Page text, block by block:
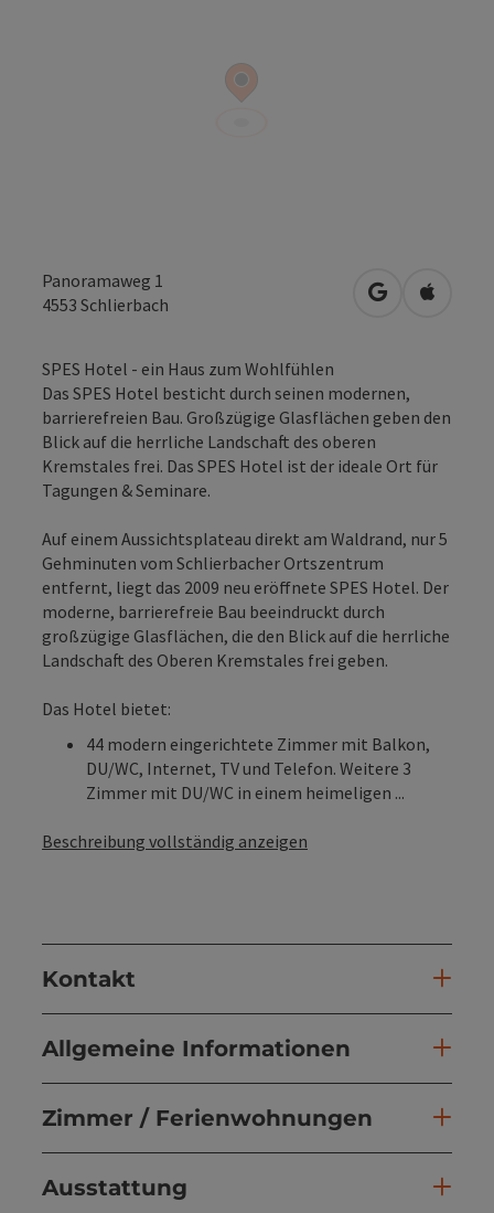
Panoramaweg 1
4553 Schlierbach in Google
in
SPES Hotel - ein Haus zum Wohlfühlen
Das SPES Hotel besticht durch seinen modernen,
barrierefreien Bau. Großzügige Glasflächen geben den
Blick auf die herrliche Landschaft des oberen
Kremstales frei. Das SPES Hotel ist der ideale Ort für
Tagungen & Seminare.
Auf einem Aussichtsplateau direkt am Waldrand, nur 5
Gehminuten vom Schlierbacher Ortszentrum
entfernt, liegt das 2009 neu eröffnete SPES Hotel. Der
moderne, barrierefreie Bau beeindruckt durch
großzügige Glasflächen, die den Blick auf die herrliche
Landschaft des Oberen Kremstales frei geben.
Das Hotel bietet:
44 modern eingerichtete Zimmer mit Balkon,
DU/WC, Internet, TV und Telefon. Weitere 3
Zimmer mit DU/WC in einem heimeligen ...
Beschreibung vollständig anzeigen
Kontakt
Allgemeine Informationen
Zimmer / Ferienwohnungen
Ausstattung